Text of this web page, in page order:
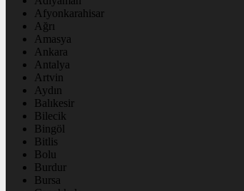
Afyonkarahisar
Ağrı
Amasya
Ankara
Antalya
Artvin
Aydın
Balıkesir
Bilecik
Bingöl
Bitlis
Bolu
Burdur
Bursa